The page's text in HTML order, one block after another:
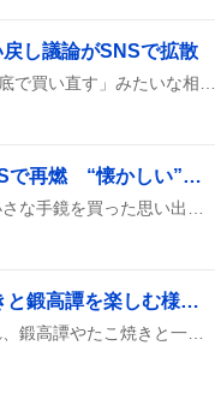
し議論がSNSで拡散
SNSで「NISAが600万から400万に減った」「一度売って底で買い直す」みたいな相談が続出し、FPが「それは勘違いです」と返すやり取りが拡散している様子が見られる。
よーじやのあぶらとり紙、修学旅行の思い出がSNSで再燃 “懐かしい”声多数
修学旅行で京都のよーじやに立ち寄り、あぶらとり紙や小さな手鏡を買った思い出がSNSで次々と語られ、今でも愛用している様子が紹介されている。学生時代の友達とのエピソードや、再び訪れたいという声も多く、懐かしさが広がっている。
『ケンコバのほろ酔いビジホ泊』、町屋でたこ焼きと鍛高譚を楽しむ様子が話題に
『ケンコバのほろ酔いビジホ泊』が東京・町屋で放送され、鍛高譚やたこ焼きと一緒にほろ酔いでビジネスホテルに宿泊する様子が紹介された。視聴者のテンションが上がっている様子が投稿に見られ、全国版としてTVerでも配信され、町屋の飲食店情報も披露された。